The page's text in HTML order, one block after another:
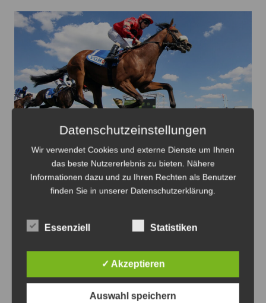
Spannende Rennen und tolles Rahmenprogramm
erwarten die Besucher des VGH Renntages auf der
Neuen Bult - Foto: Hannoverscher Rennverein
Galopprennbahn Neuen Bult am
0
Datenschutzeinstellungen
Wir verwendet Cookies und externe Dienste um Ihnen
das beste Nutzererlebnis zu bieten. Nähere
Informationen dazu und zu Ihren Rechten als Benutzer
finden Sie in unserer Datenschutzerklärung.
Essenziell Statistiken
✓ Akzeptieren
Auswahl speichern